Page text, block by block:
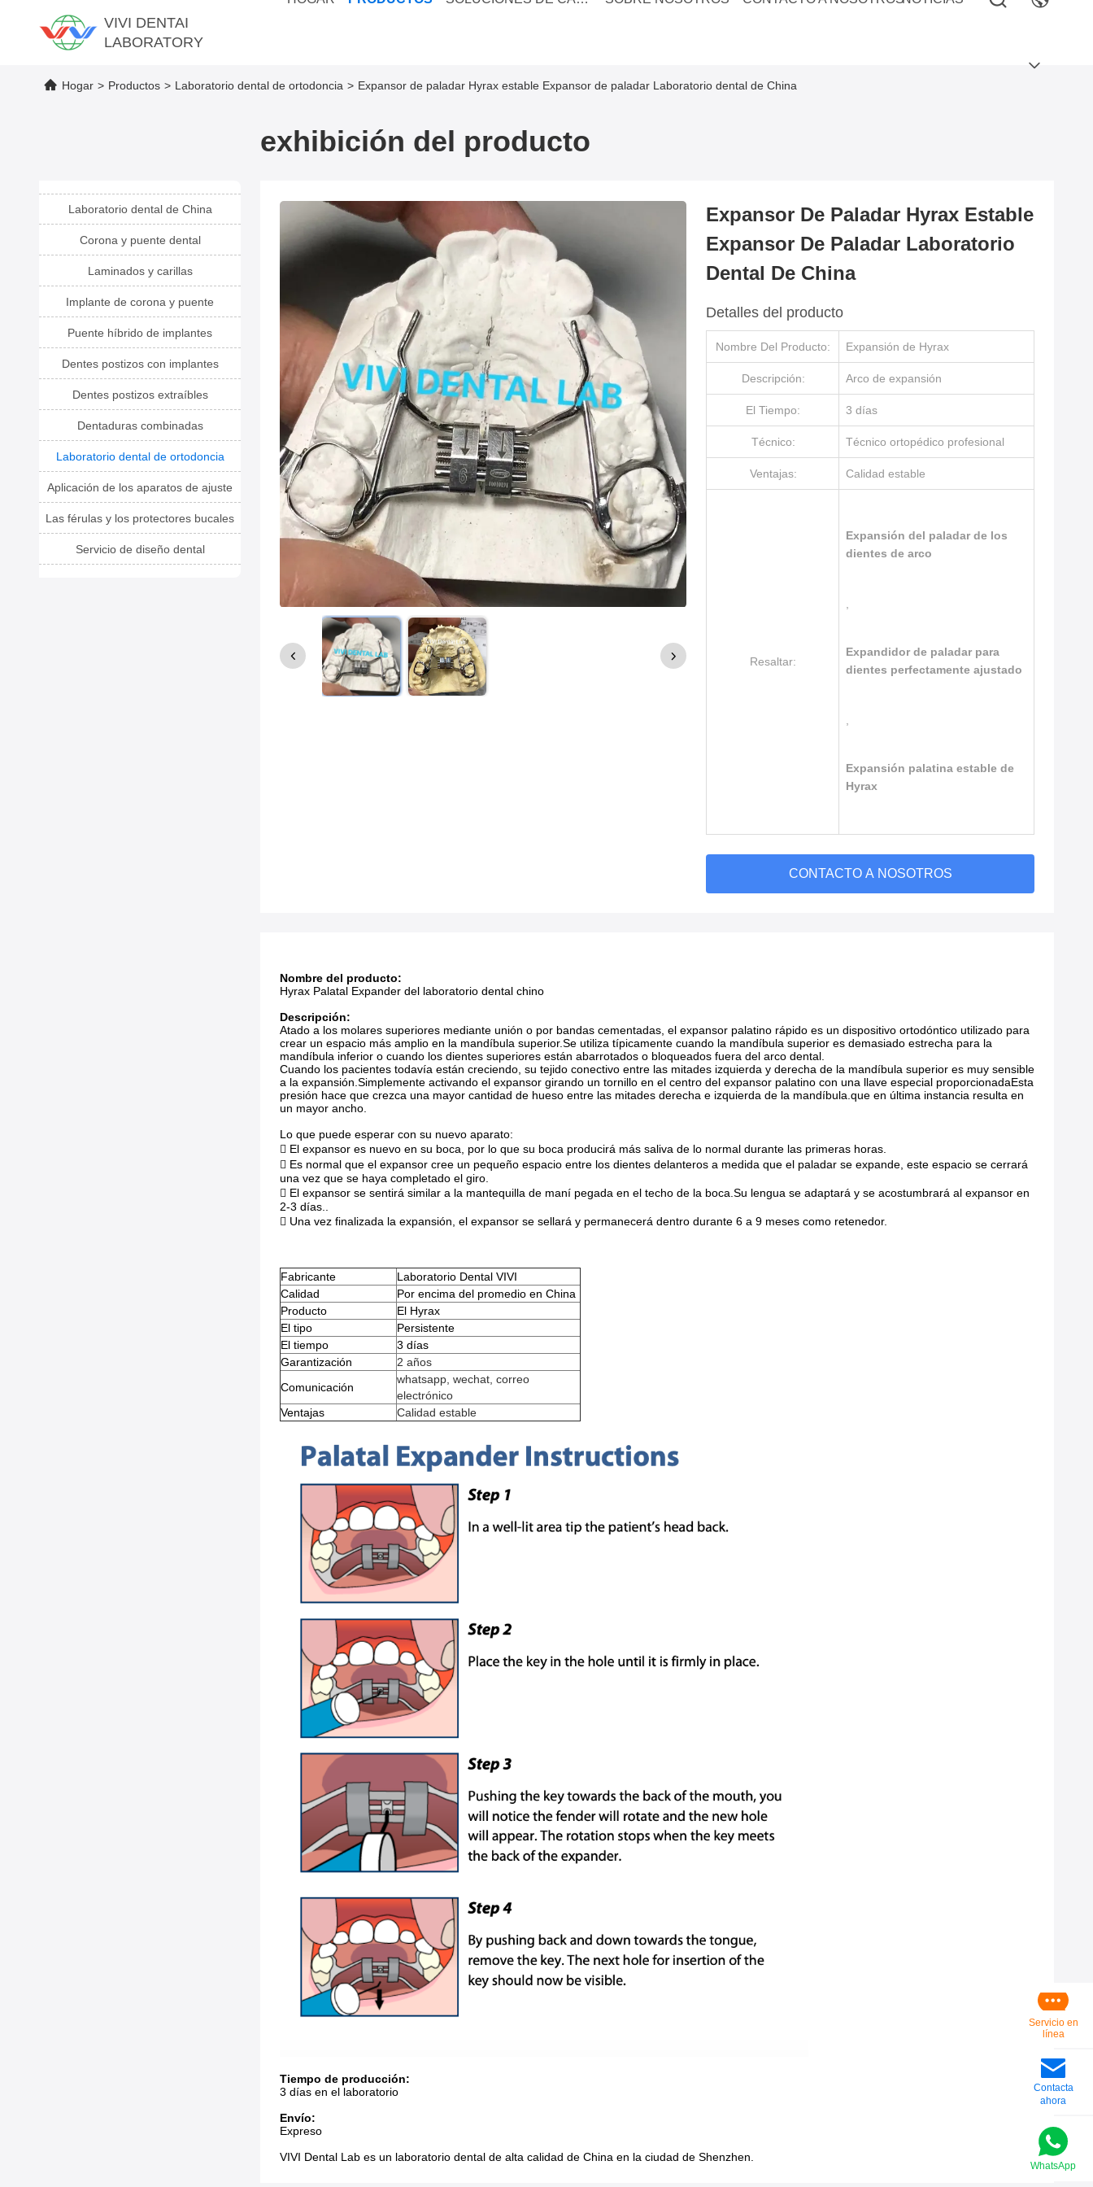
VIVI DENTAI
LABORATORY
Hogar > Productos > Laboratorio dental de ortodoncia > Expansor de paladar Hyrax estable Expansor de paladar Laboratorio dental de China
exhibición del producto
Laboratorio dental de China
Corona y puente dental
Laminados y carillas
Implante de corona y puente
Puente híbrido de implantes
Dentes postizos con implantes
Dentes postizos extraíbles
Dentaduras combinadas
Laboratorio dental de ortodoncia
Aplicación de los aparatos de ajuste
Las férulas y los protectores bucales
Servicio de diseño dental
Expansor De Paladar Hyrax Estable
Expansor De Paladar Laboratorio
Dental De China
Detalles del producto
Nombre Del Producto: Expansión de Hyrax
Descripción: Arco de expansión
El Tiempo: 3 días
Técnico: Técnico ortopédico profesional
Ventajas: Calidad estable
Resaltar:
Expansión del paladar de los
dientes de arco
Expandidor de paladar para
dientes perfectamente ajustado
Expansión palatina estable de
Hyrax
CONTACTO A NOSOTROS
Nombre del producto:
Hyrax Palatal Expander del laboratorio dental chino
Descripción:
Atado a los molares superiores mediante unión o por bandas cementadas, el expansor palatino rápido es un dispositivo ortodóntico utilizado para
crear un espacio más amplio en la mandíbula superior.Se utiliza típicamente cuando la mandíbula superior es demasiado estrecha para la
mandíbula inferior o cuando los dientes superiores están abarrotados o bloqueados fuera del arco dental.
Cuando los pacientes todavía están creciendo, su tejido conectivo entre las mitades izquierda y derecha de la mandíbula superior es muy sensible
a la expansión.Simplemente activando el expansor girando un tornillo en el centro del expansor palatino con una llave especial proporcionadaEsta
presión hace que crezca una mayor cantidad de hueso entre las mitades derecha e izquierda de la mandíbula.que en última instancia resulta en
un mayor ancho.
Lo que puede esperar con su nuevo aparato:
 El expansor es nuevo en su boca, por lo que su boca producirá más saliva de lo normal durante las primeras horas.
 Es normal que el expansor cree un pequeño espacio entre los dientes delanteros a medida que el paladar se expande, este espacio se cerrará
una vez que se haya completado el giro.
 El expansor se sentirá similar a la mantequilla de maní pegada en el techo de la boca.Su lengua se adaptará y se acostumbrará al expansor en
2-3 días..
 Una vez finalizada la expansión, el expansor se sellará y permanecerá dentro durante 6 a 9 meses como retenedor.
Fabricante
Laboratorio Dental VIVI
Calidad
Por encima del promedio en China
Producto
El Hyrax
El tipo
Persistente
El tiempo
3 días
Garantización
2 años
Comunicación
whatsapp, wechat, correo
electrónico
Ventajas
Calidad estable
Tiempo de producción:
3 días en el laboratorio
Envío:
Expreso
VIVI Dental Lab es un laboratorio dental de alta calidad de China en la ciudad de Shenzhen.
Servicio en
línea
Contacta
ahora
WhatsApp